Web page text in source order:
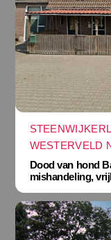
WESTERVELD
Dood van hond
mishandeling,